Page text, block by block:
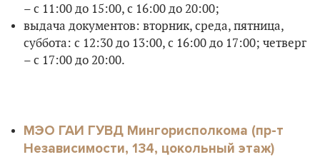
– с 11:00 до 15:00, с 16:00 до 20:00;
выдача документов: вторник, среда, пятница,
суббота: с 12:30 до 13:00, с 16:00 до 17:00; четверг
– с 17:00 до 20:00.
МЭО ГАИ ГУВД Мингорисполкома (пр-т
Независимости, 134, цокольный этаж)